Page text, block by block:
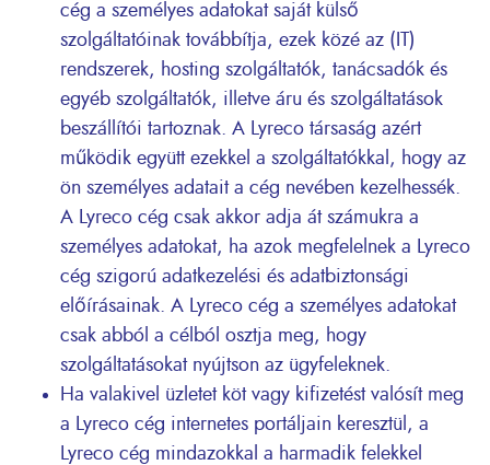
cég a személyes adatokat saját külső
szolgáltatóinak továbbítja, ezek közé az (IT)
rendszerek, hosting szolgáltatók, tanácsadók és
egyéb szolgáltatók, illetve áru és szolgáltatások
beszállítói tartoznak. A Lyreco társaság azért
működik együtt ezekkel a szolgáltatókkal, hogy az
ön személyes adatait a cég nevében kezelhessék.
A Lyreco cég csak akkor adja át számukra a
személyes adatokat, ha azok megfelelnek a Lyreco
cég szigorú adatkezelési és adatbiztonsági
előírásainak. A Lyreco cég a személyes adatokat
csak abból a célból osztja meg, hogy
szolgáltatásokat nyújtson az ügyfeleknek.
Ha valakivel üzletet köt vagy kifizetést valósít meg
a Lyreco cég internetes portáljain keresztül, a
Lyreco cég mindazokkal a harmadik felekkel